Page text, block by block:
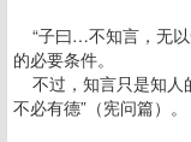
“子曰…不知言，无以
的必要条件。
不过，知言只是知人
不必有德”（宪问篇）。